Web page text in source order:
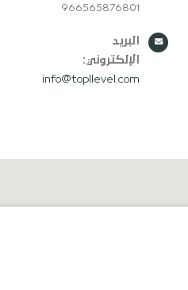
966565876801
البريد
الإلكتروني:
info@topllevel.com